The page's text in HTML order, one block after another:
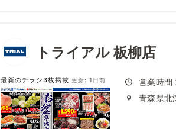
トライアル 板柳店
最新のチラシ3枚掲載 更新: 1日前
営業時間
青森県北